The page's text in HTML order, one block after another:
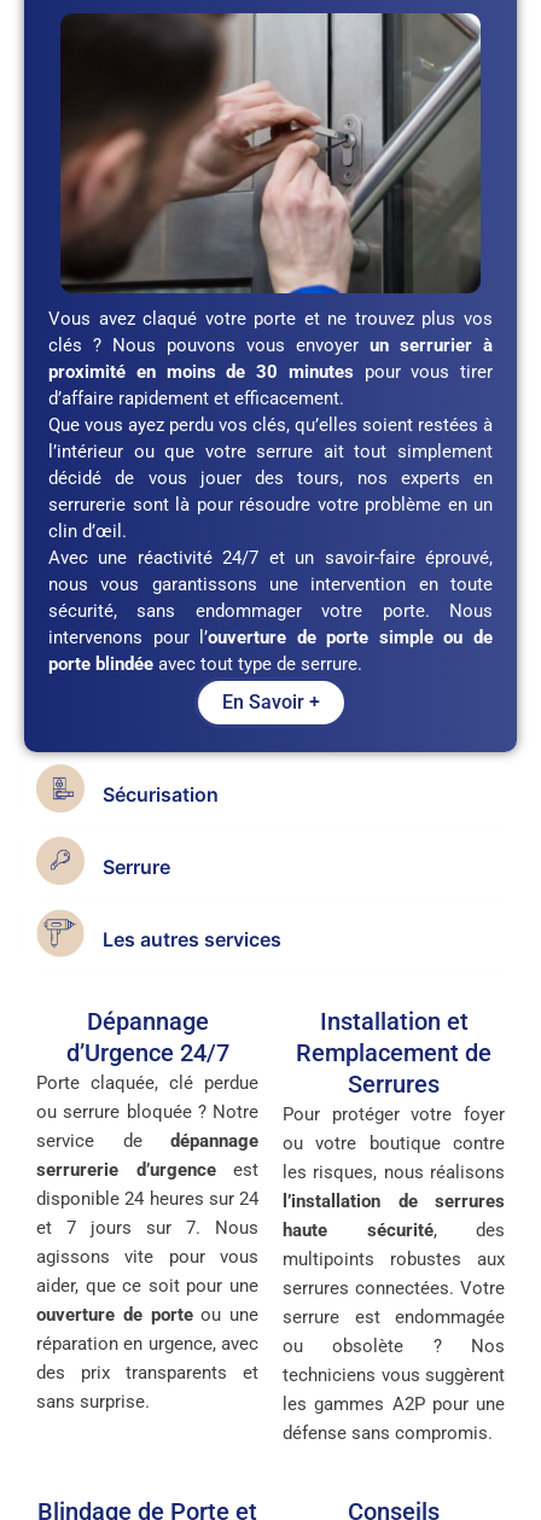
Vous avez claqué votre porte et ne trouvez plus vos
clés ? Nous pouvons vous envoyer un serrurier à
proximité en moins de 30 minutes pour vous tirer
d’affaire rapidement et efficacement.
Que vous ayez perdu vos clés, qu’elles soient restées à
l’intérieur ou que votre serrure ait tout simplement
décidé de vous jouer des tours, nos experts en
serrurerie sont là pour résoudre votre problème en un
clin d’œil.
Avec une réactivité 24/7 et un savoir-faire éprouvé,
nous vous garantissons une intervention en toute
sécurité, sans endommager votre porte. Nous
intervenons pour l’ouverture de porte simple ou de
porte blindée avec tout type de serrure.
En Savoir +
Sécurisation
Serrure
Les autres services
Dépannage
d’Urgence 24/7
Porte claquée, clé perdue
ou serrure bloquée ? Notre
service de dépannage
serrurerie d’urgenceest
disponible 24 heures sur 24
et 7 jours sur 7. Nous
agissons vite pour vous
aider, que ce soit pour une
ouverture de porteou une
réparation en urgence, avec
des prix transparents et
sans surprise.
Installation et
Remplacement de
Serrures
Pour protéger votre foyer
ou votre boutique contre
les risques, nous réalisons
l’installation de serrures
haute sécurité, des
multipoints robustes aux
serrures connectées. Votre
serrure est endommagée
ou obsolète ? Nos
techniciens vous suggèrent
les gammes A2P pour une
défense sans compromis.
Blindage de Porte et Conseils